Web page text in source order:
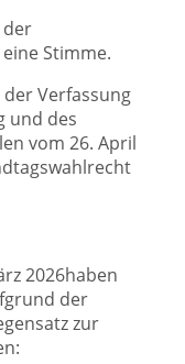
der
Stimme.
Verfassung
und des
vom 26. April
2026haben
der
zur